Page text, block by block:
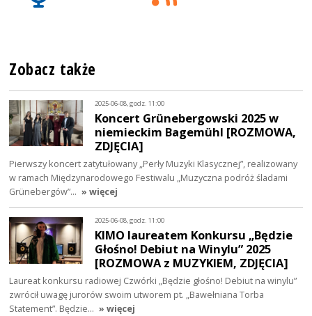
Zobacz także
2025-06-08, godz. 11:00
Koncert Grünebergowski 2025 w
niemieckim Bagemühl [ROZMOWA,
ZDJĘCIA]
Pierwszy koncert zatytułowany „Perły Muzyki Klasycznej”, realizowany
w ramach Międzynarodowego Festiwalu „Muzyczna podróż śladami
Grünebergów”… » więcej
2025-06-08, godz. 11:00
KIMO laureatem Konkursu „Będzie
Głośno! Debiut na Winylu” 2025
[ROZMOWA z MUZYKIEM, ZDJĘCIA]
Laureat konkursu radiowej Czwórki „Będzie głośno! Debiut na winylu”
zwrócił uwagę jurorów swoim utworem pt. „Bawełniana Torba
Statement”. Będzie… » więcej